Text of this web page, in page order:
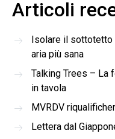
Articoli
Isolare il sottotetto
aria più sana
Talking Trees – La
in tavola
MVRDV
Lettera dal